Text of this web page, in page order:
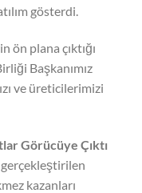
gösterdi.
ön plana çıktığı
Başkanımız
ve üreticilerimizi
Görücüye Çıktı
gerçekleştirilen
kazanları